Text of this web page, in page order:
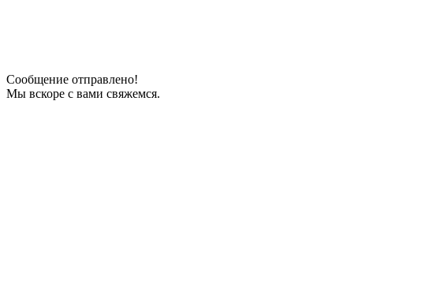
Сообщение отправлено!
Мы вскоре с вами свяжемся.